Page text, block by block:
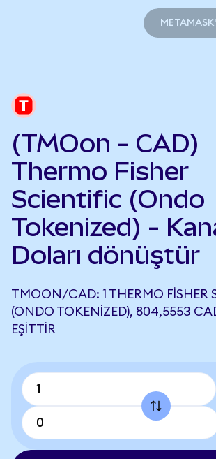
(TMOon - CAD)
Thermo Fisher
Scientific (Ondo
Tokenized) -
Doları dönüştür
TMOON/CAD: 1 THERMO FISHER
(ONDO TOKENIZED), 804,5553
EŞITTIR